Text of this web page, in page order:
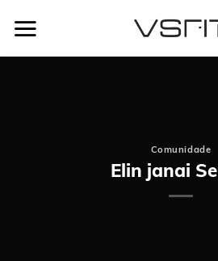
Comunidade
Elin janai